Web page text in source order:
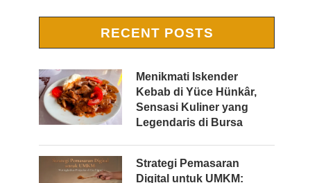
RECENT POSTS
Menikmati Iskender
Kebab di Yüce Hünkâr,
Sensasi Kuliner yang
Legendaris di Bursa
Strategi Pemasaran
Digital untuk UMKM: